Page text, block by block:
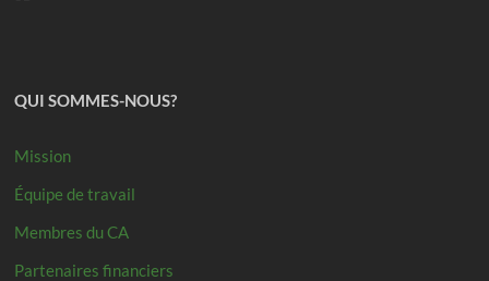
QUI SOMMES-NOUS?
Mission
Équipe de travail
Membres du CA
Partenaires financiers